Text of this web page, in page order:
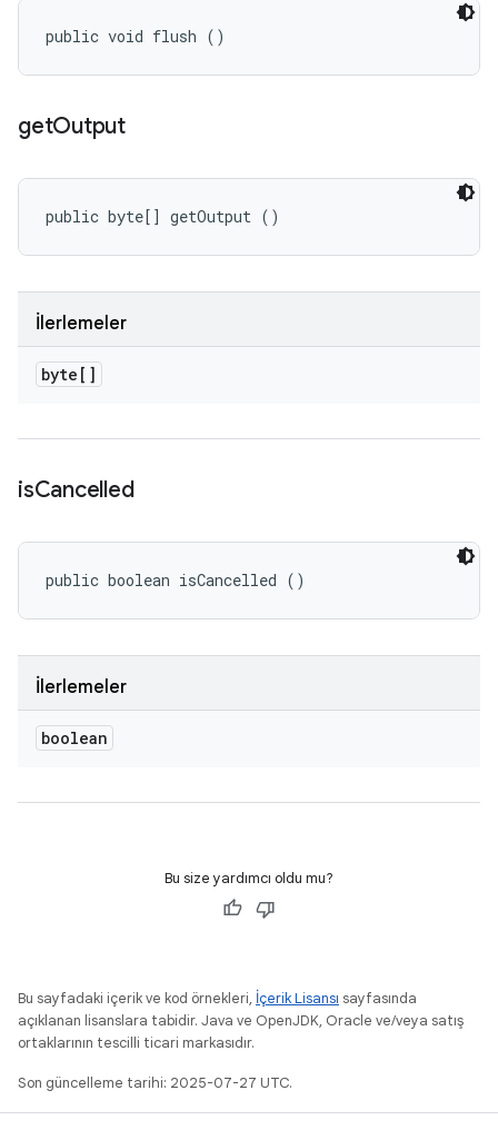
public void flush ()
getOutput
public byte[] getOutput ()
İlerlemeler
byte[]
isCancelled
public boolean isCancelled ()
İlerlemeler
boolean
Bu size yardımcı oldu mu?
Bu sayfadaki içerik ve kod örnekleri, İçerik Lisansı sayfasında
açıklanan lisanslara tabidir. Java ve OpenJDK, Oracle ve/veya satış
ortaklarının tescilli ticari markasıdır.
Son güncelleme tarihi: 2025-07-27 UTC.